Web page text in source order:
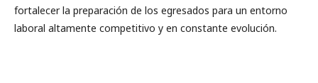
fortalecer la preparación de los egresados para un entorno
laboral altamente competitivo y en constante evolución.